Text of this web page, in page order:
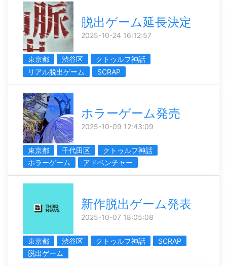
脱出ゲーム延長決定
2025-10-24 16:12:57
東京都 渋谷区
クトゥルフ神話
リアル脱出ゲーム
SCRAP
ホラーゲーム発売
2025-10-09 12:43:09
東京都 千代田区
クトゥルフ神話
ホラーゲーム
アドベンチャー
新作脱出ゲーム発表
2025-10-07 18:05:08
東京都 渋谷区 クトゥルフ神話
SCRAP
脱出ゲーム